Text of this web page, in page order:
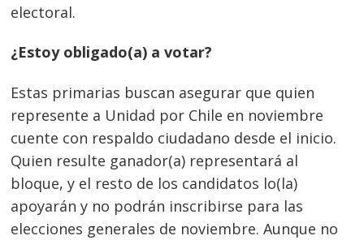
electoral.
¿Estoy obligado(a) a votar?
Estas primarias buscan asegurar que quien
represente a Unidad por Chile en noviembre
cuente con respaldo ciudadano desde el inicio.
Quien resulte ganador(a) representará al
bloque, y el resto de los candidatos lo(la)
apoyarán y no podrán inscribirse para las
elecciones generales de noviembre. Aunque no